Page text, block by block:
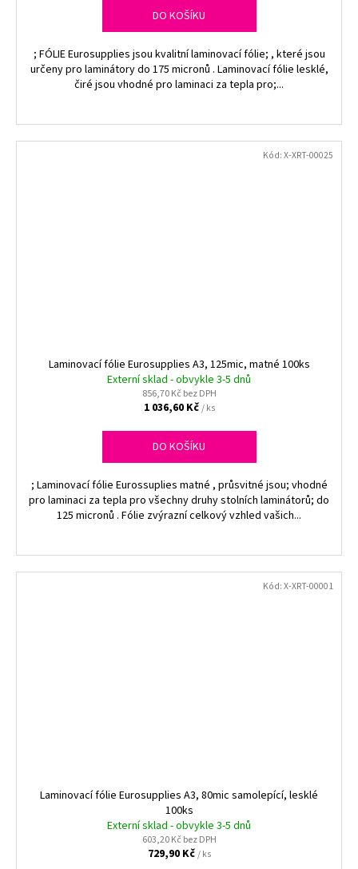
DO KOŠÍKU
; FÓLIE Eurosupplies jsou kvalitní laminovací fólie; , které jsou
určeny pro laminátory do 175 micronů . Laminovací fólie lesklé,
čiré jsou vhodné pro laminaci za tepla pro;...
Laminovací fólie Eurosupplies A3, 125mic, matné 100ks
Externí sklad - obvykle 3-5 dnů
856,70 Kč bez DPH
1 036,60 Kč/ ks
DO KOŠÍKU
; Laminovací fólie Eurossuplies matné , průsvitné jsou; vhodné
pro laminaci za tepla pro všechny druhy stolních laminátorů; do
125 micronů . Fólie zvýrazní celkový vzhled vašich...
Kód:X-XRT-00025
Laminovací fólie Eurosupplies A3, 80mic samolepící, lesklé
100ks
Externí sklad - obvykle 3-5 dnů
603,20 Kč bez DPH
729,90 Kč/ ks
Kód:X-XRT-00001